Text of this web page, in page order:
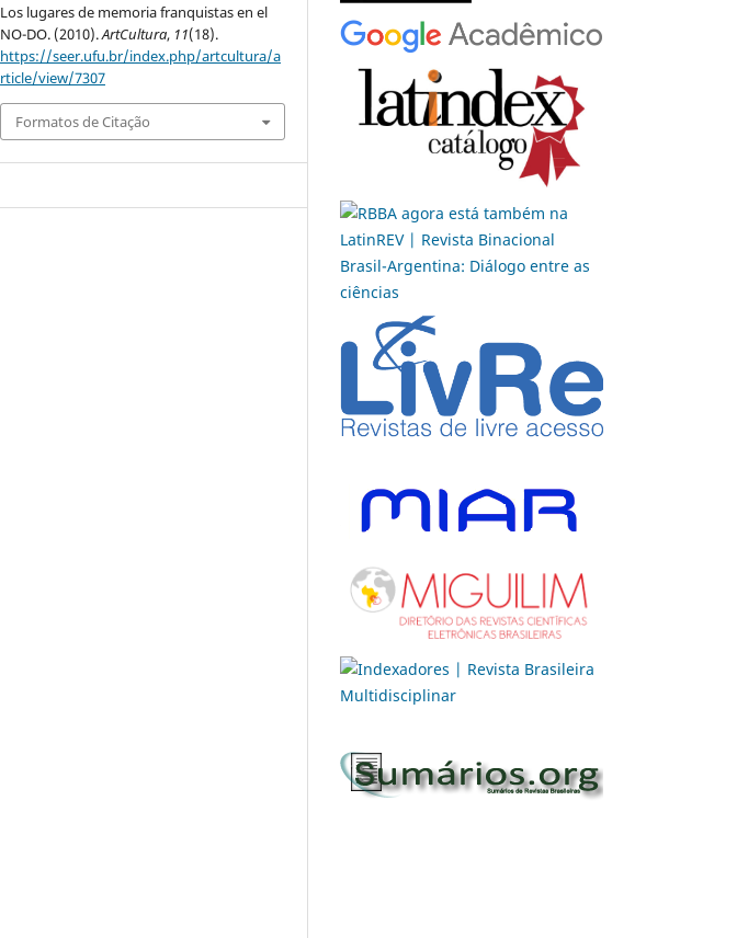
Los lugares de memoria franquistas en el
NO-DO. (2010).ArtCultura, 11(18).
https://seer.ufu.br/index.php/artcultura/a
rticle/view/7307
Formatos de Citação